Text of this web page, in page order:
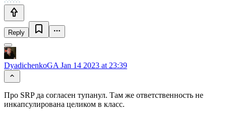
Reply
DyadichenkoGA Jan 14 2023 at 23:39
Про SRP да согласен тупанул. Там же ответственность не
инкапсулирована целиком в класс.